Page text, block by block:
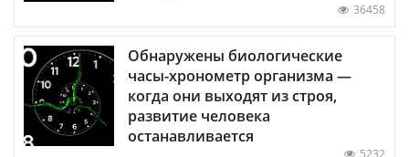
36458
Обнаружены биологические
часы-хронометр организма —
когда они выходят из строя,
развитие человека
останавливается
5232